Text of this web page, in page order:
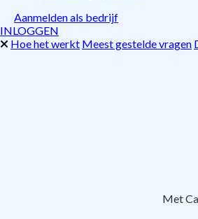
Aanmelden als bedrijf
INLOGGEN
Hoe het werkt Meest gestelde vragen
Met